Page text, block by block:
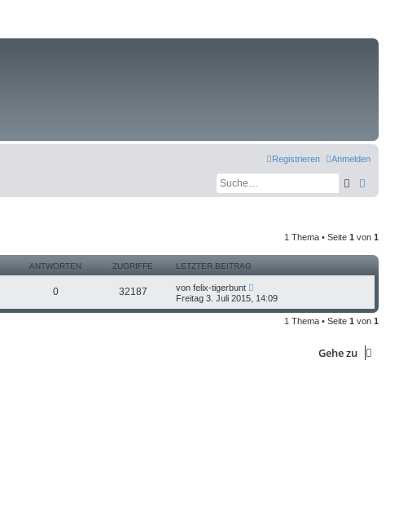
Anmelden
Registrieren
Suche
1 Thema • Seite 1 von 1
ANTWORTEN ZUGRIFFE LETZTER BEITRAG
0 32187 von felix-tigerbunt
Freitag 3. Juli 2015, 14:09
1 Thema • Seite 1 von 1
Gehe zu